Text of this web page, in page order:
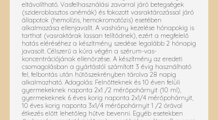
eltávolítható. Vasfelhasználási zavarral járó betegségek
(szideroblasztos anémák) és fokozott vasraktározással járó
állapotok (hemolízis, hemokromatózis) esetében
alkalmazása ellenjavallt. A vashiány kezelése hónapokig is
tarthat (vasraktárak lassan telítődnek), ezért a megfelelő
hatás eléréséhez a készítmény szedése legalább 2 hónapig
javasolt. Célszerű a kúra végén a szérum-vas-
koncentrációjának ellenőrzése. A készítmény az eredeti
csomagolásban a gyártástól számított 3 évig használható
fel, felbontás után hűtőszekrényben tárolva 28 napig
alkalmazható. Adagolás: Felnőtteknek és 10 éven felüli
gyermekeknek naponta 2x1 /2 mérőpohárnyit (10 ml),
gyermekeknek 6 éves korig naponta 2x1/4 mérőpohárnyit,
10 éves korig naponta 3x1/4 mérőpohárnyit 1 /2 órával
étkezés előtt lehetőleg hűtve bevenni. Egyéb esetekben